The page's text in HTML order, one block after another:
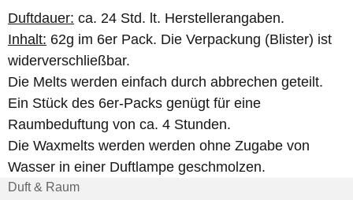
Duftdauer: ca. 24 Std. lt. Herstellerangaben.
Inhalt: 62g im 6er Pack. Die Verpackung (Blister) ist
widerverschließbar.
Die Melts werden einfach durch abbrechen geteilt.
Ein Stück des 6er-Packs genügt für eine
Raumbeduftung von ca. 4 Stunden.
Die Waxmelts werden werden ohne Zugabe von
Wasser in einer Duftlampe geschmolzen.
Duft & Raum